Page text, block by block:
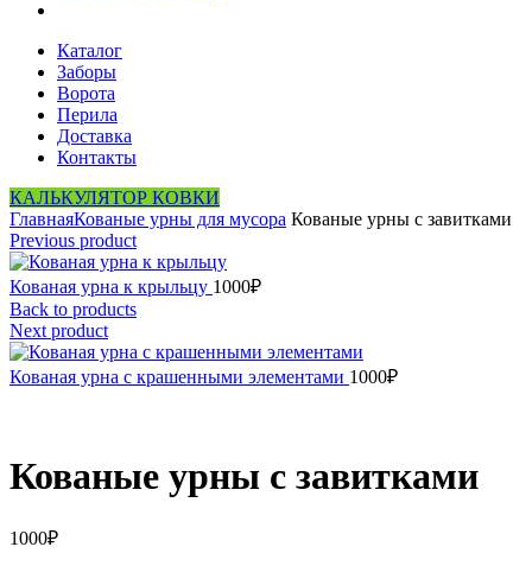
Каталог
Заборы
Ворота
Перила
Доставка
Контакты
КАЛЬКУЛЯТОР КОВКИ
ГлавнаяКованые урны для мусора Кованые урны с завитками
Previous product
Кованая урна к крыльцу 1000₽
Back to products
Next product
Кованая урна с крашенными элементами 1000₽
Кованые урны с завитками
1000₽